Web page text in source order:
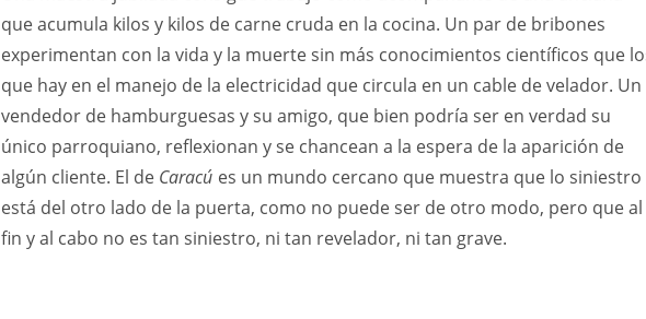
que acumula kilos y kilos de carne cruda en la cocina. Un par de bribones
experimentan con la vida y la muerte sin más conocimientos científicos que
que hay en el manejo de la electricidad que circula en un cable de velador. Un
vendedor de hamburguesas y su amigo, que bien podría ser en verdad su
único parroquiano, reflexionan y se chancean a la espera de la aparición de
algún cliente. El de Caracú es un mundo cercano que muestra que lo siniestro
está del otro lado de la puerta, como no puede ser de otro modo, pero que al
fin y al cabo no es tan siniestro, ni tan revelador, ni tan grave.